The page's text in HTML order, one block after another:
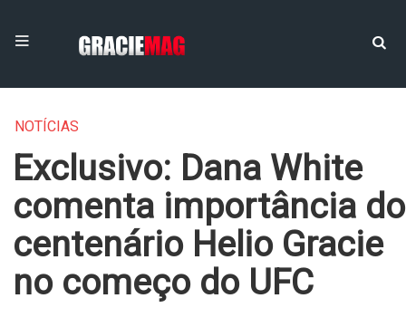
NOTÍCIAS
Exclusivo: Dana White
comenta importância do
centenário Helio Gracie
no começo do UFC